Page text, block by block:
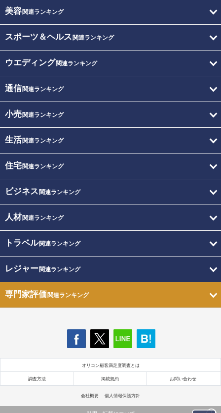
美容関連ランキング
スポーツ＆ヘルス 関連ランキング
ウエディング関連ランキング
通信関連ランキング
小売関連ランキング
生活関連ランキング
住宅関連ランキング
ビジネス 関連ランキング
人材関連ランキング
トラベル関連ランキング
レジャー関連ランキング
専門家評価関連ランキング
オリコン顧客満足度調査とは
調査方法 掲載規約 お問い合わせ
会社概要 個人情報保護方針